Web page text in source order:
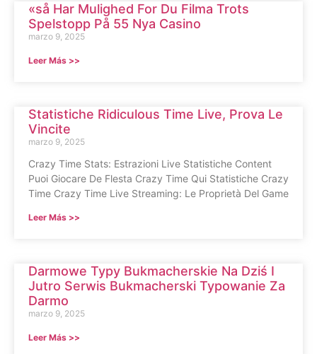
«så Har Mulighed For Du Filma Trots
Spelstopp På 55 Nya Casino
marzo 9, 2025
Leer Más >>
Statistiche Ridiculous Time Live, Prova Le
Vincite
marzo 9, 2025
Crazy Time Stats: Estrazioni Live Statistiche Content
Puoi Giocare De Flesta Crazy Time Qui Statistiche Crazy
Time Crazy Time Live Streaming: Le Proprietà Del Game
Leer Más >>
Darmowe Typy Bukmacherskie Na Dziś I
Jutro Serwis Bukmacherski Typowanie Za
Darmo
marzo 9, 2025
Leer Más >>